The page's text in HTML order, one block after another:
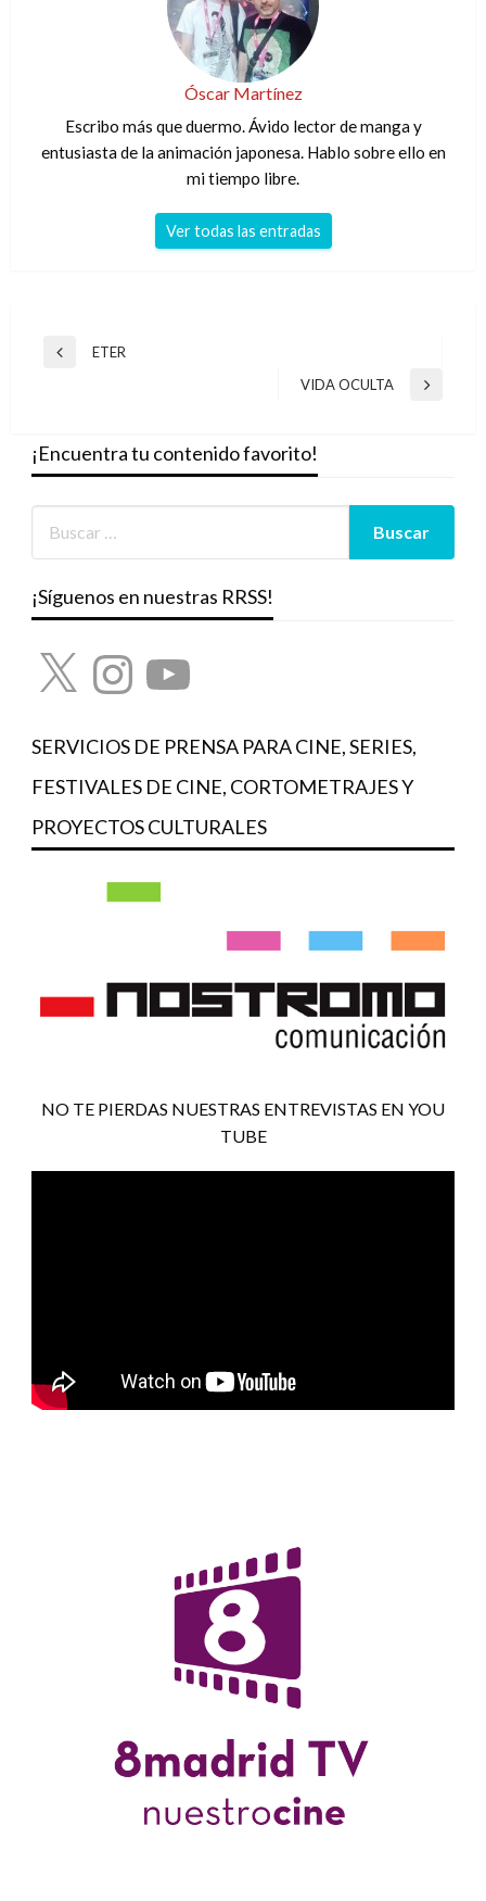
Óscar Martínez
Escribo más que duermo. Ávido lector de manga y
entusiasta de la animación japonesa. Hablo sobre ello en
mi tiempo libre.
Ver todas las entradas
Navegación
Entrada
ETER
Entrada
VIDA OCULTA
¡Encuentra tu contenido favorito!
¡Síguenos en nuestras RRSS!
X InstagramYouTube
SERVICIOS DE PRENSA PARA CINE, SERIES,
FESTIVALES DE CINE, CORTOMETRAJES Y
PROYECTOS CULTURALES
NO TE PIERDAS NUESTRAS ENTREVISTAS EN YOU
TUBE